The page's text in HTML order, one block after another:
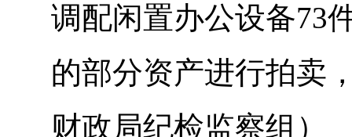
调配闲置办公设备73
的部分资产进行拍卖
财政局纪检监察组）